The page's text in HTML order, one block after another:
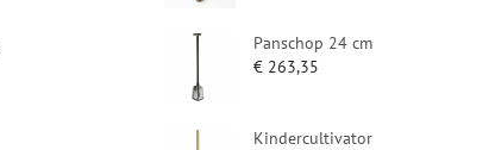
Panschop 24 cm
€ 263,35
Kindercultivator